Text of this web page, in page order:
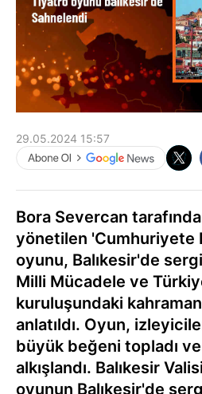
29.05.2024 15:57
Bora Severcan
yönetilen 'Cumhuriyete
oyunu, Balıkesir'de
Milli Mücadele ve
kuruluşundaki
anlatıldı. Oyun,
büyük beğeni topladı
alkışlandı. Balıkesir
oyunun Balıkesir'de